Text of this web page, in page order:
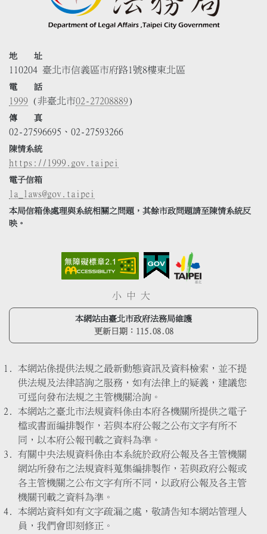
地 址
110204 臺北市信義區市府路1號8樓東北區
電 話
1999 (非臺北市02-27208889)
傳 真
02-27596695、02-27593266
陳情系統
https://1999.gov.taipei
電子信箱
la_laws@gov.taipei
本局信箱係處理與系統相關之問題，其餘市政問題請至陳情系統反
映。
小 中 大
本網站由臺北市政府法務局維護
更新日期： 115.08.08
本網站係提供法規之最新動態資訊及資料檢索，並不提
供法規及法律諮詢之服務，如有法律上的疑義，建議您
可逕向發布法規之主管機關洽詢。
本網站之臺北市法規資料係由本府各機關所提供之電子
檔或書面編排製作，若與本府公報之公布文字有所不
同，以本府公報刊載之資料為準。
有關中央法規資料係由本系統於政府公報及各主管機關
網站所發布之法規資料蒐集編排製作，若與政府公報或
各主管機關之公布文字有所不同，以政府公報及各主管
機關刊載之資料為準。
本網站資料如有文字疏漏之處，敬請告知本網站管理人
員，我們會即刻修正。